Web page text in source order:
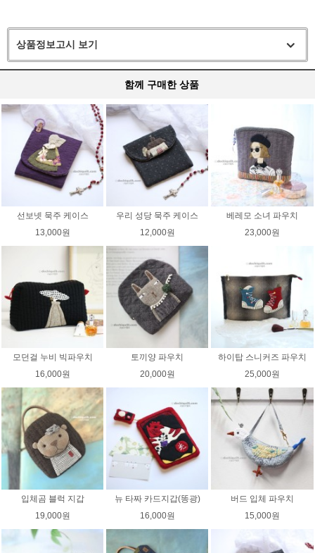
상품정보고시 보기
함께 구매한 상품
선보넷 묵주 케이스
13,000원
우리 성당 묵주 케이스
12,000원
베레모 소녀 파우치
23,000원
모던걸 누비 빅파우치
16,000원
토끼양 파우치
20,000원
하이탑 스니커즈 파우치
25,000원
입체곰 블럭 지갑
19,000원
뉴 타짜 카드지갑(똥광)
16,000원
버드 입체 파우치
15,000원